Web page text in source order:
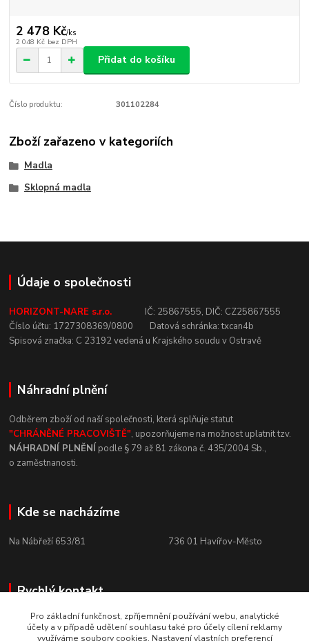
2 478 Kč/ks
2 048 Kč bez DPH
Přidat do košíku
Číslo produktu: 301102284
Zboží zařazeno v kategoriích
Madla
Sklopná madla
Údaje o společnosti
HORIZONT-NARE s.r.o. IČ: 25867555, DIČ: CZ25867555
Číslo účtu: 1727308369/0800 Datová schránka: txcan4b
Spisová značka: C 23192vedená u Krajského soudu v Ostravě
Náhradní plnění
Odběrem zboží od naší společnosti, která splňuje statut
"CHRÁNĚNÉ PRACOVIŠTĚ", upozorňujeme na možnost uplatnit tzv.
NÁHRADNÍ PLNĚNÍ podle § 79 až 81 zákona č. 435/2004 Sb.,
o zaměstnanosti.
Kde se nacházíme
Na Nábřeží 653/81 736 01 Havířov-Město
Rychlý kontakt
+420 800 10 10 73
PO - PÁ, 8 - 15 hod.
Pro základní funkčnost, zpříjemnění používání webu, analytické
účely a v případě udělení souhlasu také pro účely cílení reklamy
využíváme soubory cookies. Nastavení vlastních preferencí